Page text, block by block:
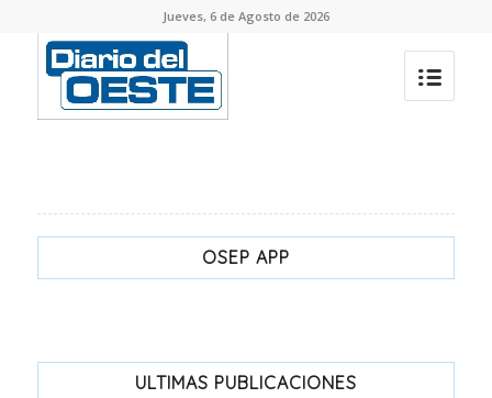
Jueves, 6 de Agosto de 2026
OSEP APP
ULTIMAS PUBLICACIONES